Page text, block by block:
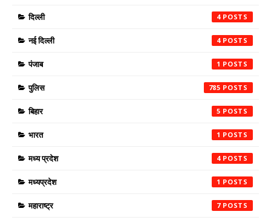
दिल्ली 4
नई दिल्ली 4
पंजाब 1
पुलिस 785
बिहार 5
भारत 1
मध्य प्रदेश 4
मध्यप्रदेश 1
महाराष्ट्र 7